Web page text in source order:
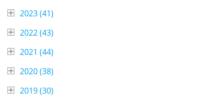
2023 (41)
2022 (43)
2021 (44)
2020 (38)
2019 (30)